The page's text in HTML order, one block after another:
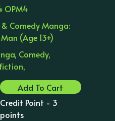
OPM4
Comedy Manga:
(Age 13+)
Comedy,
Add To Cart
Credit Point - 3
points